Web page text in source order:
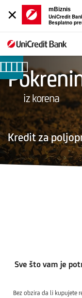
×
mBiznis
UniCredit
Besplatno
Poljoprivredni
krediti
iz korena
Poljoprivredna
gazdinstva
Kredit za
Sve što vam je
Bez obzira da li kupujete